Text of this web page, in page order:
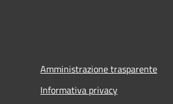
Amministrazione trasparente
Informativa privacy